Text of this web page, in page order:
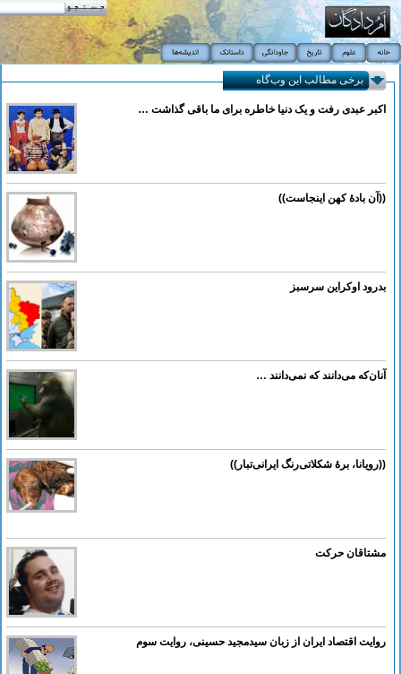
برخی مطالب این وب‌گاه
اکبر عبدی رفت و یک دنیا خاطره برای ما باقی گذاشت …
((آن بادۀ کهن اینجاست))
بدرود اوکراین سرسبز
آنان‌که می‌دانند که نمی‌دانند …
((رویانا، برۀ شکلاتی‌رنگ ایرانی‌تبار))
مشتاقان حرکت
روایت اقتصاد ایران از زبان سیدمجید حسینی، روایت سوم